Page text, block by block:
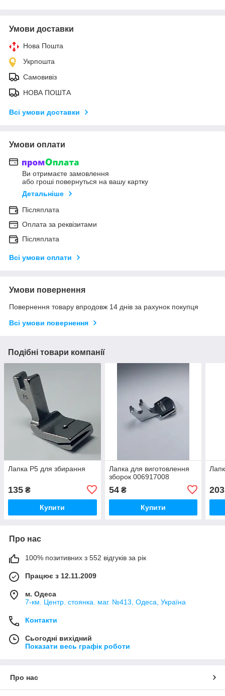
Умови доставки
Нова Пошта
Укрпошта
Самовивіз
НОВА ПОШТА
Всі умови доставки
Умови оплати
Ви отримаєте замовлення
або гроші повернуться на вашу картку
Детальніше
Післяплата
Оплата за реквізитами
Післяплата
Всі умови оплати
Умови повернення
Повернення товару впродовж 14 днів за рахунок покупця
Всі умови повернення
Подібні товари компанії
Лапка P5 для збирання
135 ₴
Купити
Лапка для виготовлення
зборок 006917008
54₴
Купити
203
Про нас
100% позитивних з 552 відгуків за рік
Працює з 12.11.2009
м. Одеса
7-км. Центр. стоянка. маг. №413, Одеса, Україна
Контакти
Сьогодні вихідний
Показати весь графік роботи
Про нас